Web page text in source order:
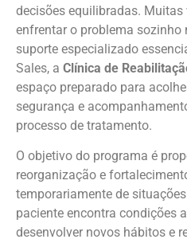
decisões equilibradas. Muitas
enfrentar o problema sozinho
suporte especializado
Sales, a Clínica de
espaço preparado para
segurança e
processo de tratamento.
O objetivo do programa é
reorganização e
temporariamente de
paciente encontra condições
desenvolver novos hábitos e